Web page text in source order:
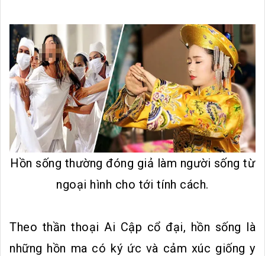
Hồn sống thường đóng giả làm người sống từ
ngoại hình cho tới tính cách.
Theo thần thoại Ai Cập cổ đại, hồn sống là
những hồn ma có ký ức và cảm xúc giống y